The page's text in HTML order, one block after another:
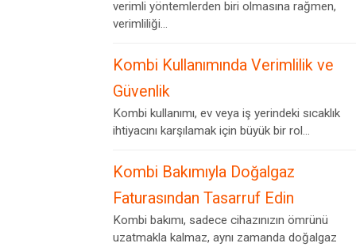
verimli yöntemlerden biri olmasına rağmen,
verimliliği...
Kombi Kullanımında Verimlilik ve
Güvenlik
Kombi kullanımı, ev veya iş yerindeki sıcaklık
ihtiyacını karşılamak için büyük bir rol...
Kombi Bakımıyla Doğalgaz
Faturasından Tasarruf Edin
Kombi bakımı, sadece cihazınızın ömrünü
uzatmakla kalmaz, aynı zamanda doğalgaz